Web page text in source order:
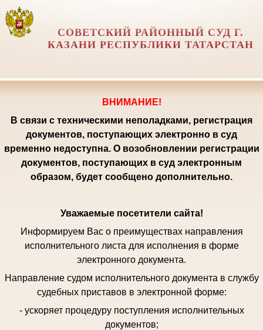
СОВЕТСКИЙ РАЙОННЫЙ СУД Г.
КАЗАНИ РЕСПУБЛИКИ ТАТАРСТАН
ВНИМАНИЕ!
В связи с техническими неполадками, регистрация
документов, поступающих электронно в суд
временно недоступна. О возобновлении регистрации
документов, поступающих в суд электронным
образом, будет сообщено дополнительно.
Уважаемые посетители сайта!
Информируем Вас о преимуществах направления
исполнительного листа для исполнения в форме
электронного документа.
Направление судом исполнительного документа в службу
судебных приставов в электронной форме:
- ускоряет процедуру поступления исполнительных
документов;